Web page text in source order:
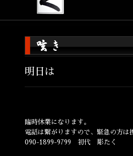
明日は
臨時休業になります。
電話は繋がりますので、緊急の方は
090-1899-9799 初代 彫たく